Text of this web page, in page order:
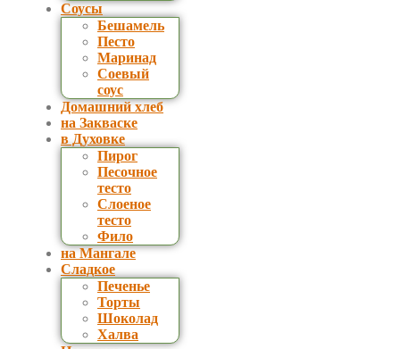
Соусы
Бешамель
Песто
Маринад
Соевый
соус
Домашний хлеб
на Закваске
в Духовке
Пирог
Песочное
тесто
Слоеное
тесто
Фило
на Мангале
Сладкое
Печенье
Торты
Шоколад
Халва